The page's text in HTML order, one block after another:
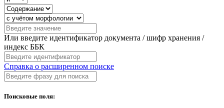
Или введите идентификатор документа / шифр хранения /
индекс ББК
Справка о расширенном поиске
Поисковые поля: